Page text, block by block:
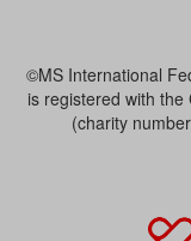
©MS International
is registered with the
(charity